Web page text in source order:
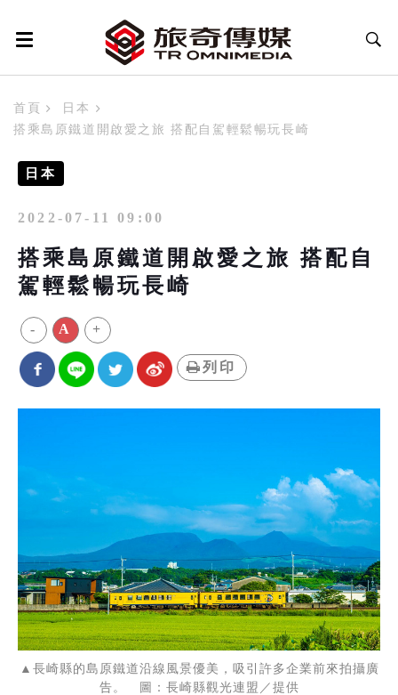
首頁
日本
搭乘島原鐵道開啟愛之旅 搭配自駕輕鬆暢玩長崎
日本
2022-07-11 09:00
搭乘島原鐵道開啟愛之旅 搭配自
駕輕鬆暢玩長崎
- A +
列印
▲長崎縣的島原鐵道沿線風景優美，吸引許多企業前來拍攝廣
告。 圖：長崎縣觀光連盟／提供